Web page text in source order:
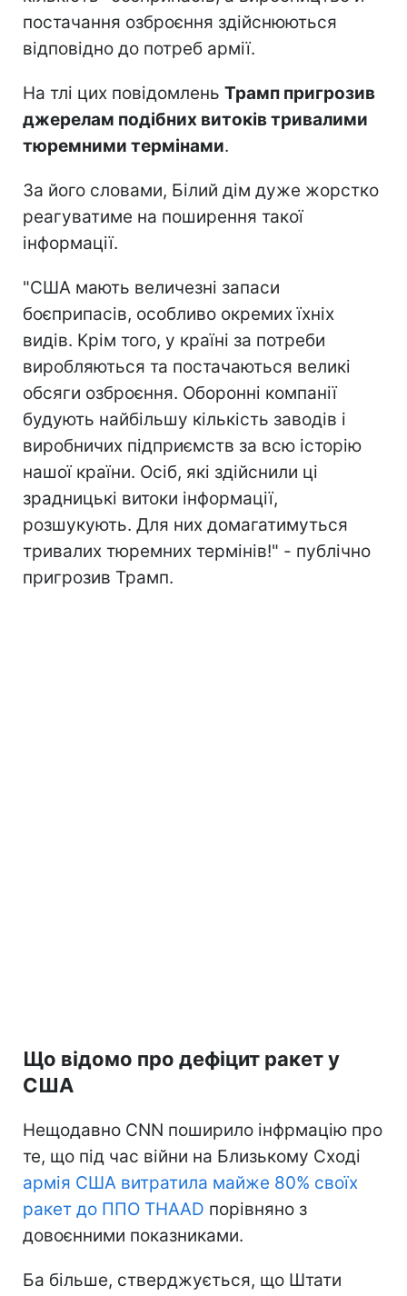
постачання озброєння здійснюються
відповідно до потреб армії.
На тлі цих повідомлень Трамп пригрозив
джерелам подібних витоків тривалими
тюремними термінами.
За його словами, Білий дім дуже жорстко
реагуватиме на поширення такої
інформації.
"США мають величезні запаси
боєприпасів, особливо окремих їхніх
видів. Крім того, у країні за потреби
виробляються та постачаються великі
обсяги озброєння. Оборонні компанії
будують найбільшу кількість заводів і
виробничих підприємств за всю історію
нашої країни. Осіб, які здійснили ці
зрадницькі витоки інформації,
розшукують. Для них домагатимуться
тривалих тюремних термінів!" - публічно
пригрозив Трамп.
Що відомо про дефіцит ракет у
США
Нещодавно CNN поширило інфрмацію про
те, що під час війни на Близькому Сході
армія США витратила майже 80% своїх
ракет до ППО THAAD порівняно з
довоєнними показниками.
Ба більше, стверджується, що Штати